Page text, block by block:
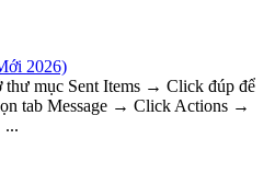
2026)
mục Sent Items → Click đúp để
tab Message → Click Actions →
...